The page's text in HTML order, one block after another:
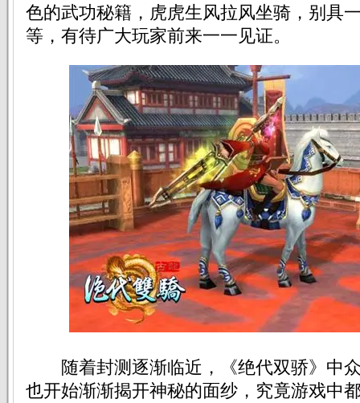
色的武功秘籍，虎虎生风拉风坐骑，别具
等，有待广大玩家前来一一见证。
随着封测逐渐临近，《绝代双骄》中
也开始渐渐揭开神秘的面纱，究竟游戏中